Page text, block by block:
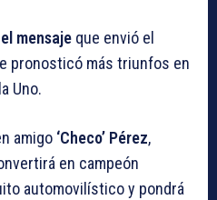
mensaje que envió el
pronosticó más triunfos en
Uno.
amigo ‘Checo’ Pérez,
en campeón
automovilístico y pondrá